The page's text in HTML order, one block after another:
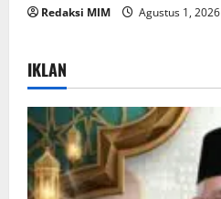
Redaksi MIM Agustus 1, 2026
IKLAN